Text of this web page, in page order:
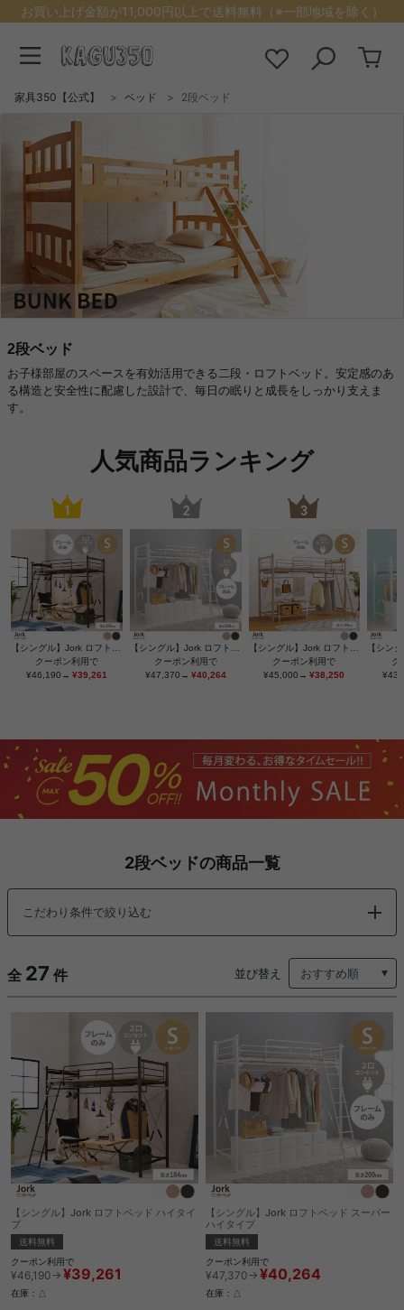
お買い上げ金額が11,000円以上で送料無料（※一部地域を除く）
家具350【公式】 ベッド 2段ベッド
2段ベッド
お子様部屋のスペースを有効活用できる二段・ロフトベッド。安定感のあ
る構造と安全性に配慮した設計で、毎日の眠りと成長をしっかり支えま
す。
人気商品ランキング
クーポン利用で
¥46,190→ ¥39,261
クーポン利用で
¥47,370→ ¥40,264
クーポン利用で
¥45,000→ ¥38,250
ク
2段ベッドの商品一覧
こだわり条件で絞り込む
全 27 件 並び替え
【シングル】Jork ロフトベッド ハイタイ
プ
送料無料
クーポン利用で
¥46,190→ ¥39,261
在庫：△
【シングル】Jork ロフトベッド スーパー
ハイタイプ
送料無料
クーポン利用で
¥47,370→ ¥40,264
在庫：△